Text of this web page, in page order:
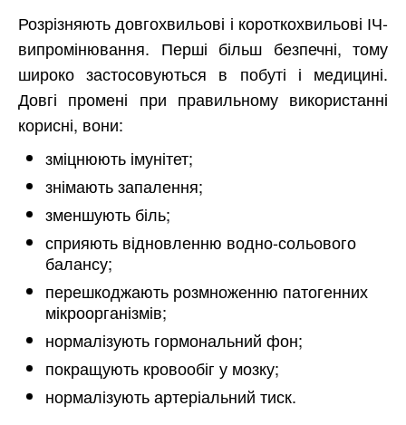
Розрізняють довгохвильові і короткохвильові ІЧ-
випромінювання. Перші більш безпечні, тому
широко застосовуються в побуті і медицині.
Довгі промені при правильному використанні
корисні, вони:
зміцнюють імунітет;
знімають запалення;
зменшують біль;
сприяють відновленню водно-сольового
балансу;
перешкоджають розмноженню патогенних
мікроорганізмів;
нормалізують гормональний фон;
покращують кровообіг у мозку;
нормалізують артеріальний тиск.